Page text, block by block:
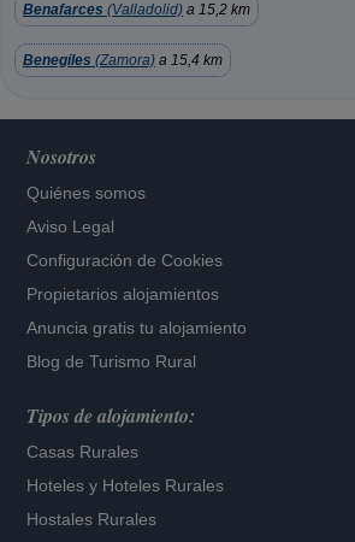
Benafarces (Valladolid) a 15,2 km
Benegiles (Zamora) a 15,4 km
Nosotros
Quiénes somos
Aviso Legal
Configuración de Cookies
Propietarios alojamientos
Anuncia gratis tu alojamiento
Blog de Turismo Rural
Tipos de alojamiento:
Casas Rurales
Hoteles y Hoteles Rurales
Hostales Rurales